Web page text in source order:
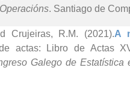
. Santiago de
Crujeiras, R.M. (2021).A
actas: Libro de Actas
Galego de Estatística